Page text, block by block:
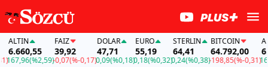
(%2,59)
FAİZ
39,92
-0,07(%-0,17)
DOLAR
47,71
0,09(%0,18)
EURO
55,19
0,18(%0,32)
STERLIN
64,41
0,24(%0,38)
BITCOIN
64.792,00
-198,85(%-0,31)